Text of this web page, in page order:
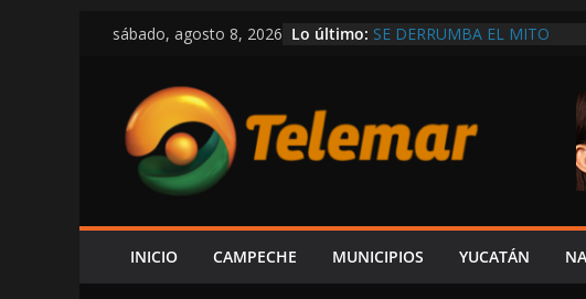
Saltar
contenido
sábado, agosto 8, 2026 Lo último: SE DERRUMBA EL MITO
REPUBLICANA; “HASTA
EN LAS TRIPAS DEL
CAPTAN A LAYDA EN UNA
DE LUJO MÁS GRANDES DE
VIVE CAMPECHE SU PEOR
OBRAS Y MEDIOS CRÍTICOS
INICIO
CAMPECHE MUNICIPIOS YUCATÁN